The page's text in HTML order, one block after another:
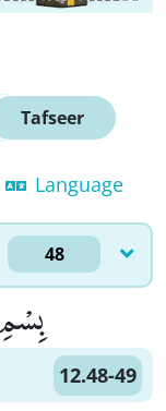
Tafseer
Language
48
12.48-49